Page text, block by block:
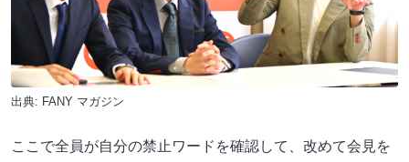
出典: FANY マガジン
ここで全員が自分の禁止ワードを確認して、改めて会見を